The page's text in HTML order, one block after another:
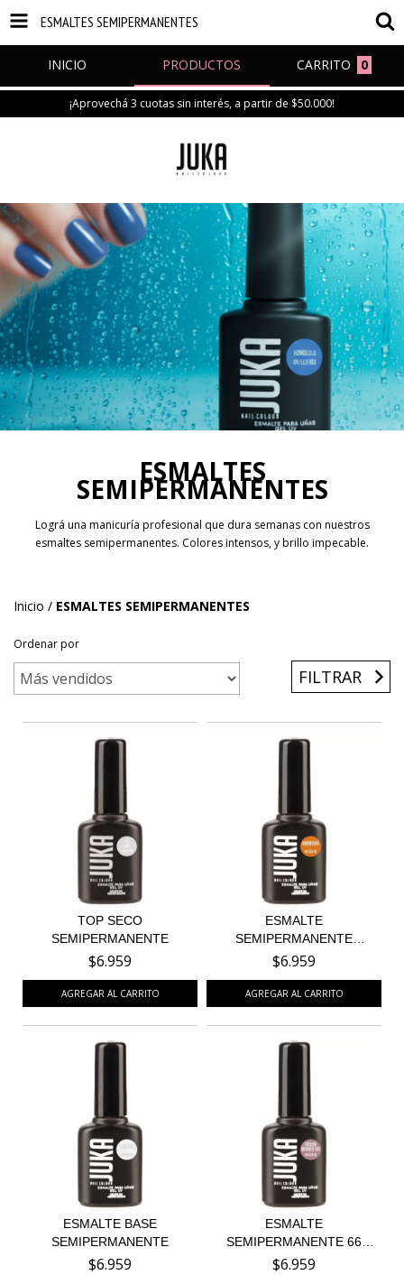
ESMALTES SEMIPERMANENTES
INICIO PRODUCTOS CARRITO 0
¡Aprovechá 3 cuotas sin interés, a partir de $50.000!
ESMALTES
SEMIPERMANENTES
Lográ una manicuría profesional que dura semanas con nuestros
esmaltes semipermanentes. Colores intensos, y brillo impecable.
Inicio / ESMALTES SEMIPERMANENTES
Ordenar por
FILTRAR
TOP SECO
SEMIPERMANENTE
$6.959
ESMALTE
SEMIPERMANENTE
MARACUYÁ 95
$6.959
ESMALTE BASE
SEMIPERMANENTE
$6.959
ESMALTE
SEMIPERMANENTE 66
FROZEN BERRIES...
$6.959